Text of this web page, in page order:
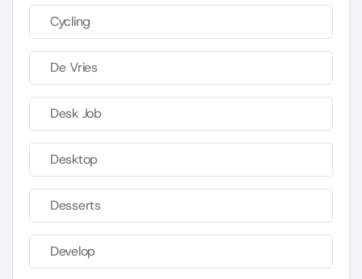
Cycling
De Vries
Desk Job
Desktop
Desserts
Develop